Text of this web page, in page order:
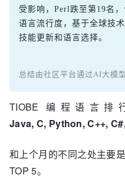
受影响，Perl跌至第19名
语言流行度，基于全球技
技能更新和语言选择。
总结由社区平台通过AI大模
TIOBE 编程语言
Java, C, Python, C++,
和上个月的不同之处主要
TOP 5。